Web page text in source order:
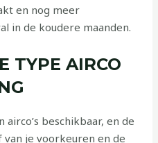
en nog meer
in de koudere maanden.
TYPE AIRCO
beschikbaar, en de
je voorkeuren en de